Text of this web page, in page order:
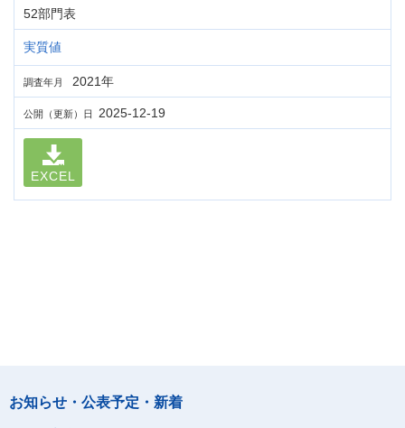
52部門表
実質値
調査年月 2021年
公開（更新）日 2025-12-19
EXCEL
お知らせ・公表予定・新着